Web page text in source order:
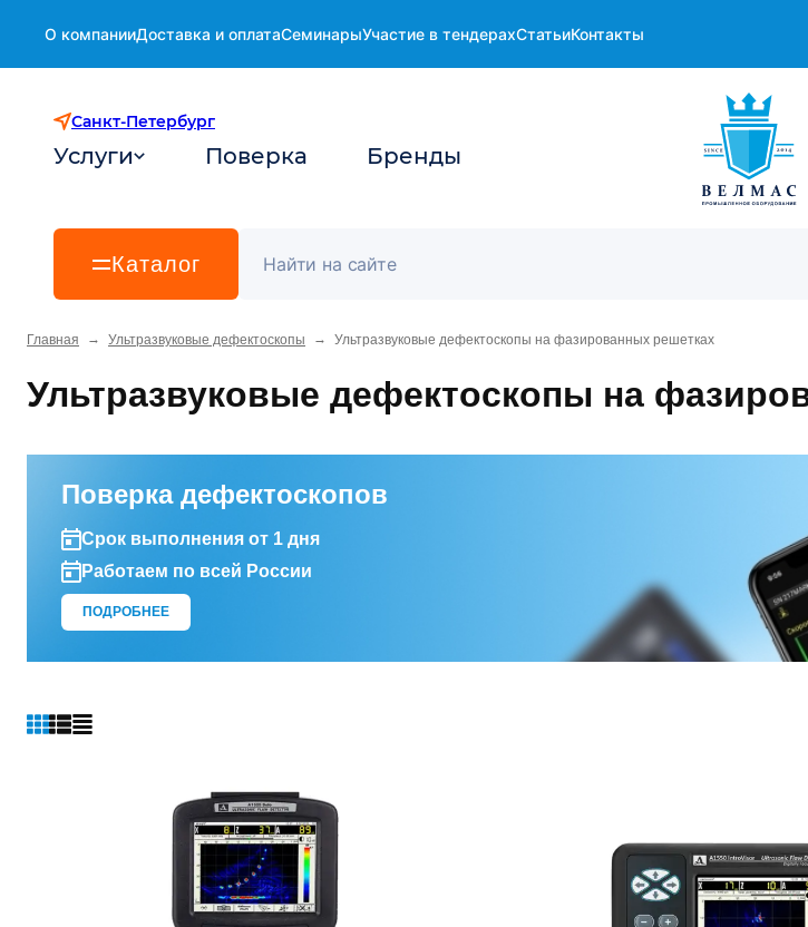
О компанииДоставка и оплатаСеминарыУчастие в тендерахСтатьиКонтакты
Санкт-Петербург
Услуги Поверка Бренды
Каталог
Главная → Ультразвуковые дефектоскопы → Ультразвуковые дефектоскопы на фазированных решетках
Ультразвуковые дефектоскопы на
Поверка дефектоскопов
Срок выполнения от 1 дня
Работаем по всей России
ПОДРОБНЕЕ